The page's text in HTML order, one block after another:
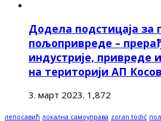
Додела подстицаја за
пољопривреде –
индустрије, привреде
на територији АП
3. март 2023. 1,872
лепосавић локална самоуправа zoran todić